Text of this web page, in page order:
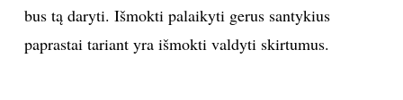
VAIKAI
bus tą daryti. Išmokti palaikyti gerus santykius
paprastai tariant yra išmokti valdyti skirtumus.